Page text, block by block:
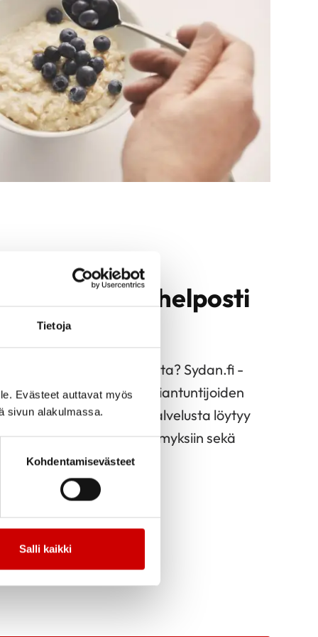
Tietoja
Evästeet auttavat myös
sivun alakulmassa.
Kohdentamisevästeet
Salli kaikki
helposti
ja niiden hoidoista? Sydan.fi -
osio pitää sisällään asiantuntijoiden
sydänsairauksista. Palvelusta löytyy
lukijoiden kysymyksiin sekä
kanssa.